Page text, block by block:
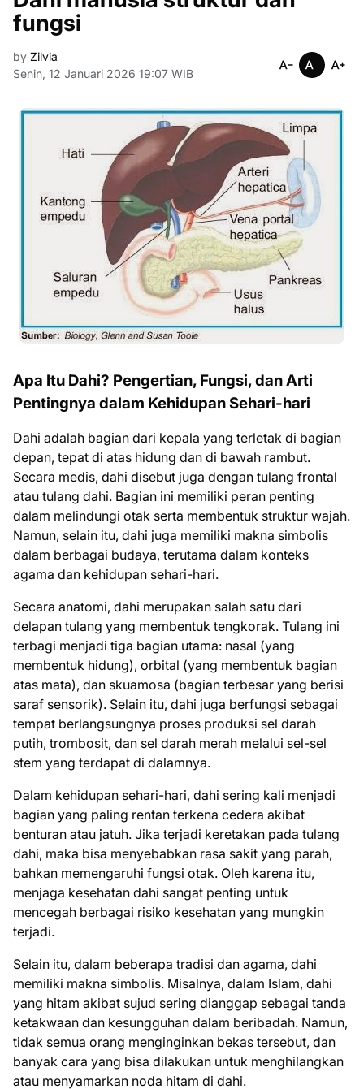
fungsi
by Zilvia
Senin, 12 Januari 2026 19:07 WIB
Apa Itu Dahi? Pengertian, Fungsi, dan Arti
Pentingnya dalam Kehidupan Sehari-hari
Dahi adalah bagian dari kepala yang terletak di bagian
depan, tepat di atas hidung dan di bawah rambut.
Secara medis, dahi disebut juga dengan tulang frontal
atau tulang dahi. Bagian ini memiliki peran penting
dalam melindungi otak serta membentuk struktur wajah.
Namun, selain itu, dahi juga memiliki makna simbolis
dalam berbagai budaya, terutama dalam konteks
agama dan kehidupan sehari-hari.
Secara anatomi, dahi merupakan salah satu dari
delapan tulang yang membentuk tengkorak. Tulang ini
terbagi menjadi tiga bagian utama: nasal (yang
membentuk hidung), orbital (yang membentuk bagian
atas mata), dan skuamosa (bagian terbesar yang berisi
saraf sensorik). Selain itu, dahi juga berfungsi sebagai
tempat berlangsungnya proses produksi sel darah
putih, trombosit, dan sel darah merah melalui sel-sel
stem yang terdapat di dalamnya.
Dalam kehidupan sehari-hari, dahi sering kali menjadi
bagian yang paling rentan terkena cedera akibat
benturan atau jatuh. Jika terjadi keretakan pada tulang
dahi, maka bisa menyebabkan rasa sakit yang parah,
bahkan memengaruhi fungsi otak. Oleh karena itu,
menjaga kesehatan dahi sangat penting untuk
mencegah berbagai risiko kesehatan yang mungkin
terjadi.
Selain itu, dalam beberapa tradisi dan agama, dahi
memiliki makna simbolis. Misalnya, dalam Islam, dahi
yang hitam akibat sujud sering dianggap sebagai tanda
ketakwaan dan kesungguhan dalam beribadah. Namun,
tidak semua orang menginginkan bekas tersebut, dan
banyak cara yang bisa dilakukan untuk menghilangkan
atau menyamarkan noda hitam di dahi.